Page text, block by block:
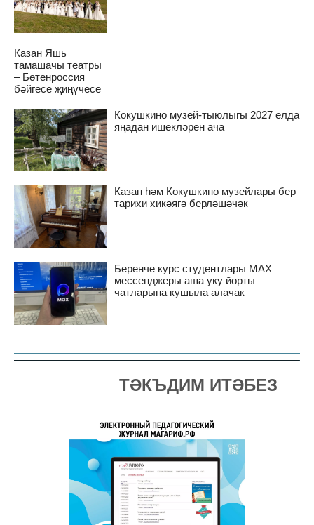
Казан Яшь
тамашачы театры
– Бөтенроссия
бәйгесе җиңүчесе
Кокушкино музей-тыюлыгы 2027 елда
яңадан ишекләрен ача
Казан һәм Кокушкино музейлары бер
тарихи хикәягә берләшәчәк
Беренче курс студентлары MAX
мессенджеры аша уку йорты
чатларына кушыла алачак
ТӘКЪДИМ ИТӘБЕЗ